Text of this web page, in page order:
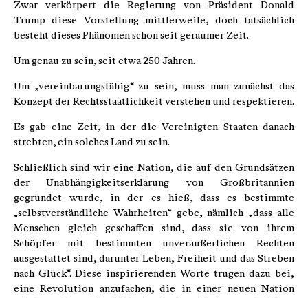
Zwar verkörpert die Regierung von Präsident Donald
Trump diese Vorstellung mittlerweile, doch tatsächlich
besteht dieses Phänomen schon seit geraumer Zeit.
Um genau zu sein, seit etwa 250 Jahren.
Um „vereinbarungsfähig“ zu sein, muss man zunächst das
Konzept der Rechtsstaatlichkeit verstehen und respektieren.
Es gab eine Zeit, in der die Vereinigten Staaten danach
strebten, ein solches Land zu sein.
Schließlich sind wir eine Nation, die auf den Grundsätzen
der Unabhängigkeitserklärung von Großbritannien
gegründet wurde, in der es hieß, dass es bestimmte
„selbstverständliche Wahrheiten“ gebe, nämlich „dass alle
Menschen gleich geschaffen sind, dass sie von ihrem
Schöpfer mit bestimmten unveräußerlichen Rechten
ausgestattet sind, darunter Leben, Freiheit und das Streben
nach Glück“. Diese inspirierenden Worte trugen dazu bei,
eine Revolution anzufachen, die in einer neuen Nation